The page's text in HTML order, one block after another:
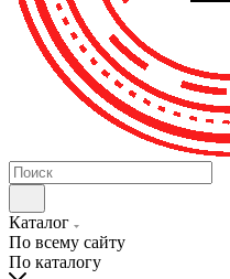
Каталог
По всему сайту
По каталогу